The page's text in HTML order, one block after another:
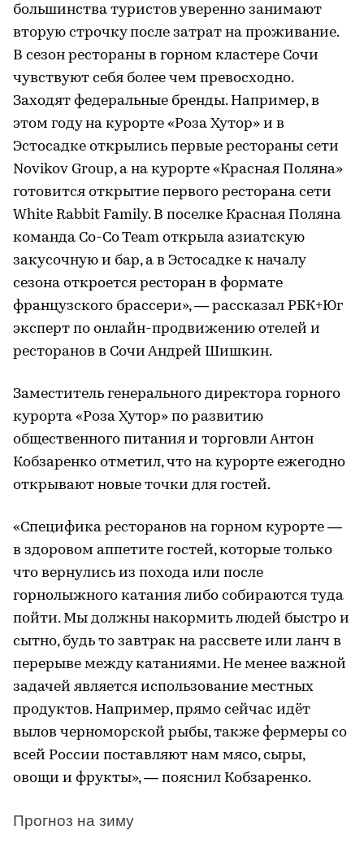
большинства туристов уверенно занимают
вторую строчку после затрат на проживание.
В сезон рестораны в горном кластере Сочи
чувствуют себя более чем превосходно.
Заходят федеральные бренды. Например, в
этом году на курорте «Роза Хутор» и в
Эстосадке открылись первые рестораны сети
Novikov Group, а на курорте «Красная Поляна»
готовится открытие первого ресторана сети
White Rabbit Family. В поселке Красная Поляна
команда Co-Co Team открыла азиатскую
закусочную и бар, а в Эстосадке к началу
сезона откроется ресторан в формате
французского брассери», — рассказал РБК+Юг
эксперт по онлайн-продвижению отелей и
ресторанов в Сочи Андрей Шишкин.
Заместитель генерального директора горного
курорта «Роза Хутор» по развитию
общественного питания и торговли Антон
Кобзаренко отметил, что на курорте ежегодно
открывают новые точки для гостей.
«Специфика ресторанов на горном курорте —
в здоровом аппетите гостей, которые только
что вернулись из похода или после
горнолыжного катания либо собираются туда
пойти. Мы должны накормить людей быстро и
сытно, будь то завтрак на рассвете или ланч в
перерыве между катаниями. Не менее важной
задачей является использование местных
продуктов. Например, прямо сейчас идёт
вылов черноморской рыбы, также фермеры со
всей России поставляют нам мясо, сыры,
овощи и фрукты», — пояснил Кобзаренко.
Прогноз на зиму